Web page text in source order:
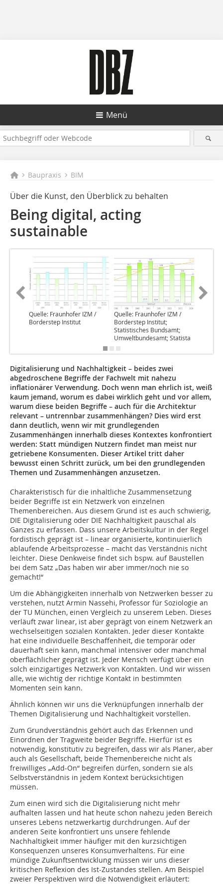
Menü
Baupraxis BIM
Über die Kunst, den Überblick zu behalten
Being digital, acting
sustainable
Quelle: Fraunhofer IZM /
Borderstep Institut
Quelle: Fraunhofer IZM /
Borderstep Institut;
Statistisches Bundsamt;
Umweltbundesamt; Statista
Digitalisierung und Nachhaltigkeit – beides zwei
abgedroschene Begriffe der Fachwelt mit nahezu
inflationärer Verwendung. Doch wenn man ehrlich ist, weiß
kaum jemand, worum es dabei wirklich geht und vor allem,
warum diese beiden Begriffe – auch für die Architektur
relevant – untrennbar zusammenhängen? Dies wird erst
dann deutlich, wenn wir mit grundlegenden
Zusammenhängen innerhalb dieses Kontextes konfrontiert
werden: Statt mündigen Nutzern findet man meist nur
getriebene Konsumenten. Dieser Artikel tritt daher
bewusst einen Schritt zurück, um bei den grundlegenden
Themen und Zusammenhängen anzusetzen.
Charakteristisch für die inhaltliche Zusammensetzung
beider Begriffe ist ein Netzwerk von einzelnen
Themenbereichen. Aus diesem Grund ist es auch schwierig,
DIE Digitalisierung oder DIE Nachhaltigkeit pauschal als
Ganzes zu erfassen. Dass unsere Arbeitskultur in der Regel
fordistisch geprägt ist – linear organisierte, kontinuierlich
ablaufende Arbeitsprozesse – macht das Verständnis nicht
leichter. Diese Denkweise findet sich bspw. auf Baustellen
bei dem Satz „Das haben wir aber immer/noch nie so
gemacht!“
Um die Abhängigkeiten innerhalb von Netzwerken besser zu
verstehen, nutzt Armin Nassehi, Professor für Soziologie an
der TU München, einen Vergleich zu unserem Leben. Dieses
verläuft zwar linear, ist aber geprägt von einem Netzwerk an
wechselseitigen sozialen Kontakten. Jeder dieser Kontakte
hat eine individuelle Beschaffenheit, die temporär oder
dauerhaft sein kann, manchmal intensiver oder manchmal
oberflächlicher geprägt ist. Jeder Mensch verfügt über ein
solch einzigartiges Netzwerk von Kontakten. Und wir wissen
alle, wie wichtig der richtige Kontakt in bestimmten
Momenten sein kann.
Ähnlich können wir uns die Verknüpfungen innerhalb der
Themen Digitalisierung und Nachhaltigkeit vorstellen.
Zum Grundverständnis gehört auch das ­Erkennen und
Einordnen der Tragweite beider Begriffe. Hierfür ist es
notwendig, konstitutiv zu begreifen, dass wir als Planer, aber
auch als Gesellschaft, beide Themenbereiche nicht als
freiwilliges „Add-On“ begreifen dürfen, sondern sie als
Selbstverständnis in jedem Kontext berücksichtigen
müssen.
Zum einen wird sich die Digitalisierung nicht mehr
aufhalten lassen und hat heute schon nahezu jeden Bereich
unseres Lebens netzwerkartig durchdrungen. Auf der
anderen Seite konfrontiert uns unsere fehlende
Nachhaltigkeit immer häufiger mit den kurzsichtigen
Konsequenzen unseres Konsumverhaltens. Für eine
mündige Zukunftsentwicklung müssen wir uns dieser
kritischen Reflexion des Ist-Zustandes stellen. Am Beispiel
zweier Perspektiven wird die Notwendigkeit erläutert: